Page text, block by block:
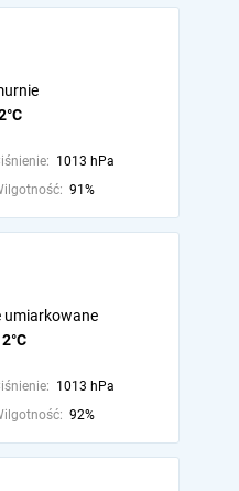
1013 hPa
91%
umiarkowane
1013 hPa
92%